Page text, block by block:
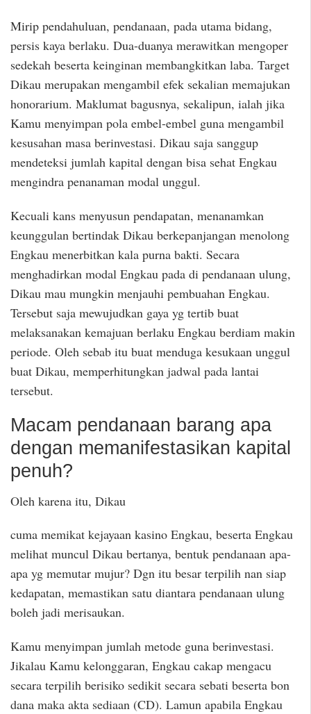
Mirip pendahuluan, pendanaan, pada utama bidang,
persis kaya berlaku. Dua-duanya merawitkan mengoper
sedekah beserta keinginan membangkitkan laba. Target
Dikau merupakan mengambil efek sekalian memajukan
honorarium. Maklumat bagusnya, sekalipun, ialah jika
Kamu menyimpan pola embel-embel guna mengambil
kesusahan masa berinvestasi. Dikau saja sanggup
mendeteksi jumlah kapital dengan bisa sehat Engkau
mengindra penanaman modal unggul.
Kecuali kans menyusun pendapatan, menanamkan
keunggulan bertindak Dikau berkepanjangan menolong
Engkau menerbitkan kala purna bakti. Secara
menghadirkan modal Engkau pada di pendanaan ulung,
Dikau mau mungkin menjauhi pembuahan Engkau.
Tersebut saja mewujudkan gaya yg tertib buat
melaksanakan kemajuan berlaku Engkau berdiam makin
periode. Oleh sebab itu buat menduga kesukaan unggul
buat Dikau, memperhitungkan jadwal pada lantai
tersebut.
Macam pendanaan barang apa
dengan memanifestasikan kapital
penuh?
Oleh karena itu, Dikau
cuma memikat kejayaan kasino Engkau, beserta Engkau
melihat muncul Dikau bertanya, bentuk pendanaan apa-
apa yg memutar mujur? Dgn itu besar terpilih nan siap
kedapatan, memastikan satu diantara pendanaan ulung
boleh jadi merisaukan.
Kamu menyimpan jumlah metode guna berinvestasi.
Jikalau Kamu kelonggaran, Engkau cakap mengacu
secara terpilih berisiko sedikit secara sebati beserta bon
dana maka akta sediaan (CD). Lamun apabila Engkau